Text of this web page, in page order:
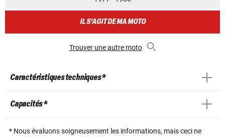
IL S'AGIT DE MA MOTO
Trouver une autre moto
Caractéristiques techniques *
Capacités *
* Nous évaluons soigneusement les informations, mais ceci ne